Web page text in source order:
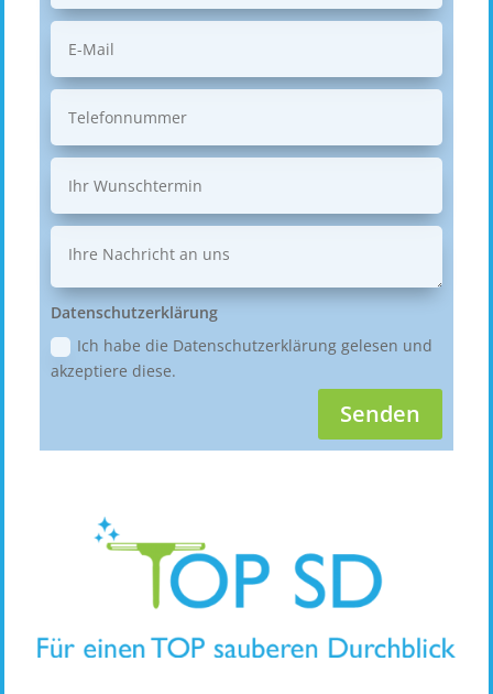
Datenschutzerklärung
Ich habe die Datenschutzerklärung gelesen und
akzeptiere diese.
Senden